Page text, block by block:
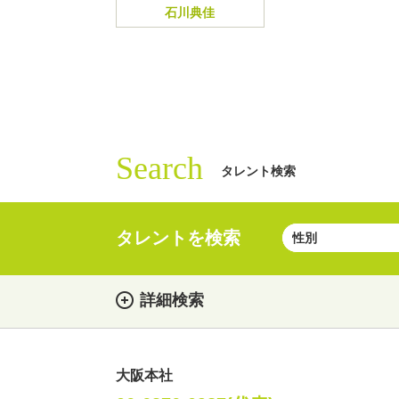
石川典佳
Search タレント検索
タレントを検索
詳細検索
・性別
大阪本社